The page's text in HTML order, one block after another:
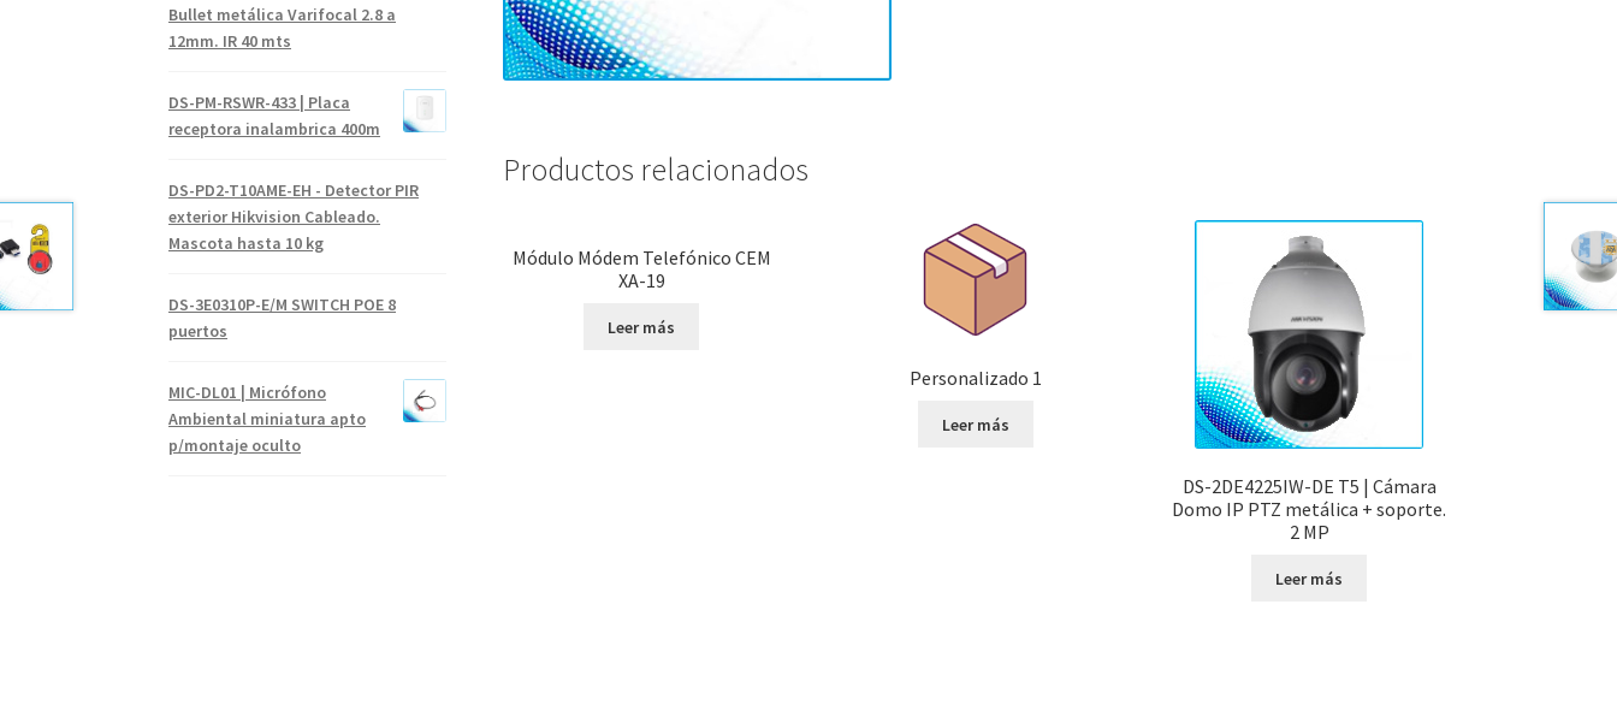
Productos relacionados
Módulo Módem Telefónico CEM
XA-19
Leer más
Personalizado 1
Leer más
DS-2DE4225IW-DE T5 | Cámara
Domo IP PTZ metálica + soporte.
2 MP
Leer más
Bullet metálica Varifocal 2.8 a
12mm. IR 40 mts
DS-PM-RSWR-433 | Placa
receptora inalambrica 400m
DS-PD2-T10AME-EH - Detector PIR
exterior Hikvision Cableado.
Mascota hasta 10 kg
DS-3E0310P-E/M SWITCH POE 8
puertos
MIC-DL01 | Micrófono
Ambiental miniatura apto
p/montaje oculto